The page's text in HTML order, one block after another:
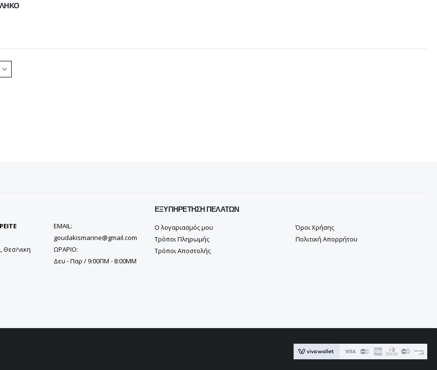
Θεσ/νικη
EMAIL:
goudakismarine@gmail.com
ΩΡΑΡΙΟ:
Δευ - Παρ / 9:00ΠΜ - 8:00ΜΜ
ΕΞΥΠΗΡΈΤΗΣΗ ΠΕΛΑΤΏΝ
Ο λογαριασμός μου
Τρόποι Πληρωμής
Τρόποι Αποστολής
Όροι Χρήσης
Πολιτική Απορρήτου